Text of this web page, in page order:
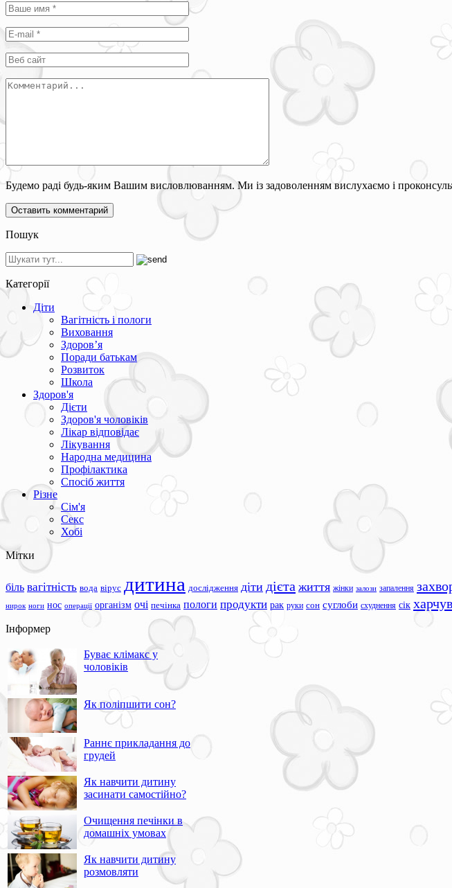
Будемо раді будь-яким Вашим висловлюванням. Ми із задоволенням вислухаємо і
Пошук
Категорії
Діти
Вагітність і пологи
Виховання
Здоров’я
Поради батькам
Розвиток
Школа
Здоров'я
Дієти
Здоров'я чоловіків
Лікар відповідає
Лікування
Народна медицина
Профілактика
Спосіб життя
Різне
Сім'я
Секс
Хобі
Мітки
біль вагітність вода вірус дитина дослідження діти дієта життя жінки залози запалення
нирок ноги нос операції організм очі печінка пологи продукти рак руки сон суглоби схуднення сік
Інформер
Буває клімакс у
чоловіків
Як поліпшити сон?
Раннє прикладання до
грудей
Як навчити дитину
засинати самостійно?
Очищення печінки в
домашніх умовах
Як навчити дитину
розмовляти